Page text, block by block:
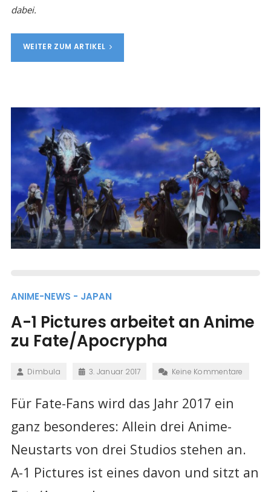
dabei.
WEITER ZUM ARTIKEL
ANIME-NEWS - JAPAN
A-1 Pictures arbeitet an Anime
zu Fate/Apocrypha
Dimbula 3. Januar 2017 Keine Kommentare
Für Fate-Fans wird das Jahr 2017 ein
ganz besonderes: Allein drei Anime-
Neustarts von drei Studios stehen an.
A-1 Pictures ist eines davon und sitzt an